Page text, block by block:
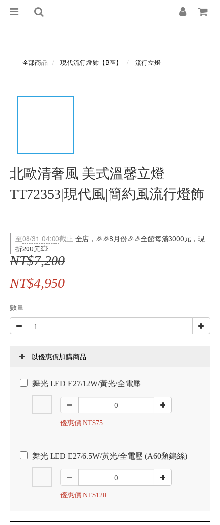
全部商品 現代流行燈飾【B區】 流行立燈
北歐清奢風 美式溫馨立燈
TT72353|現代風|簡約風流行燈飾
至08/31 04:00截止 全店，🎉🎉8月份🎉🎉全館每滿3000元，現
折200元💥
NT$7,200
NT$4,950
數量
以優惠價加購商品
舞光 LED E27/12W/黃光/全電壓
優惠價 NT$75
舞光 LED E27/6.5W/黃光/全電壓 (A60類鎢絲)
優惠價 NT$120